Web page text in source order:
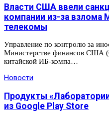
Власти США ввели
компании из-за взлома
телекомы
Управление по контролю за
Министерстве финансов США
китайской ИБ-компа…
Новости
Продукты
из Google Play Store